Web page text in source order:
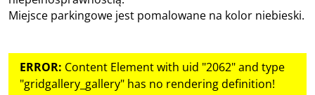
Miejsce parkingowe jest pomalowane na kolor niebieski.
ERROR: Content Element with uid "2062" and type
"gridgallery_gallery" has no rendering definition!